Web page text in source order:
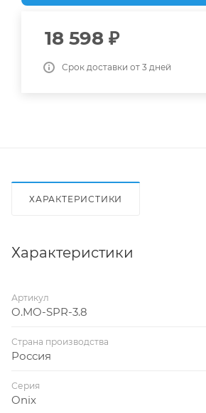
18 598 ₽
Срок доставки от 3 дней
ХАРАКТЕРИСТИКИ
Характеристики
Артикул
O.MO-SPR-3.8
Страна производства
Россия
Серия
Onix